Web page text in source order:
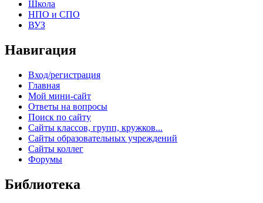
Школа
НПО и СПО
ВУЗ
Навигация
Вход/регистрация
Главная
Мой мини-сайт
Ответы на вопросы
Поиск по сайту
Сайты классов, групп, кружков...
Сайты образовательных учреждений
Сайты коллег
Форумы
Библиотека